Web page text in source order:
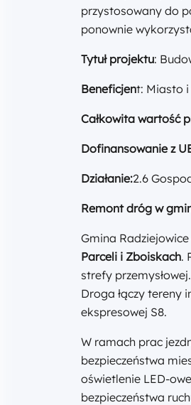
przystosowany do
ponownie
Tytuł projektu:
Beneficjent: Miasto i
Całkowita wartość
Dofinansowanie z
Działanie:2.6
Remont dróg w
Gmina
Parceli i Zboiskach.
strefy
Droga łączy tereny
ekspresowej S8.
W ramach prac
bezpieczeństwa
oświetlenie LED-
bezpieczeństwa